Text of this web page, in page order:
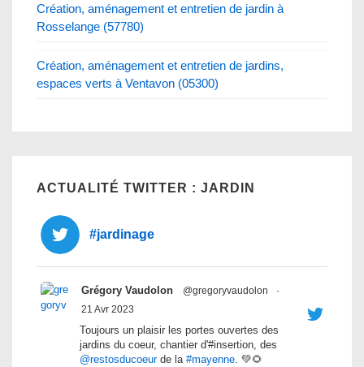
Création, aménagement et entretien de jardin à
Rosselange (57780)
Création, aménagement et entretien de jardins,
espaces verts à Ventavon (05300)
ACTUALITÉ TWITTER : JARDIN
#jardinage
Grégory Vaudolon @gregoryvaudolon
·
21 Avr 2023
Toujours un plaisir les portes ouvertes des
jardins du coeur, chantier d'#insertion, des
@restosducoeurde la #mayenne. 💚🌻